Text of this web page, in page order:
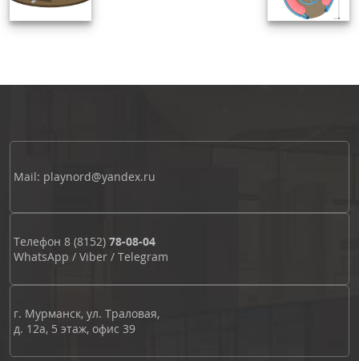
Mail: playnord@yandex.ru
Телефон 8 (8152) 78-08-04
WhatsApp / Viber / Telegram
г. Мурманск, ул. Траловая,
д. 12а, 5 этаж, офис 39